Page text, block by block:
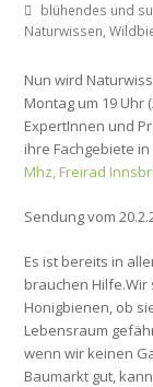
blühendes und
Naturwissen,
Nun wird
Montag um 19 Uhr
ExpertInnen und
ihre Fachgebiete
Mhz, Freirad
Sendung vom
Es ist bereits in
brauchen
Honigbienen, ob
Lebensraum
wenn wir keinen
Baumarkt gut,